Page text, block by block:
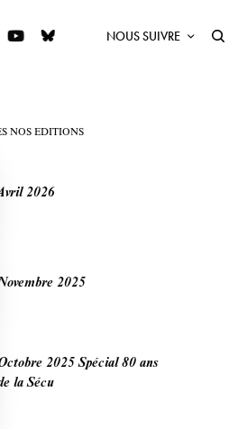
NOUS SUIVRE
NOS EDITIONS
2026
2025
2025 Spécial 80 ans
la Sécu